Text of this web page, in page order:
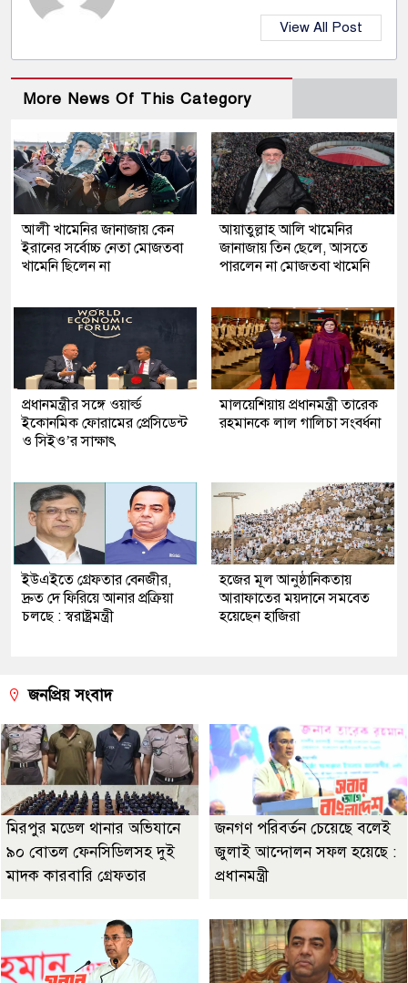
View All Post
More News Of This Category
আলী খামেনির জানাজায় কেন
ইরানের সর্বোচ্চ নেতা মোজতবা
খামেনি ছিলেন না
আয়াতুল্লাহ আলি খামেনির
জানাজায় তিন ছেলে, আসতে
পারলেন না মোজতবা খামেনি
প্রধানমন্ত্রীর সঙ্গে ওয়ার্ল্ড
ইকোনমিক ফোরামের প্রেসিডেন্ট
ও সিইও’র সাক্ষাৎ
মালয়েশিয়ায় প্রধানমন্ত্রী তারেক
রহমানকে লাল গালিচা সংবর্ধনা
ইউএইতে গ্রেফতার বেনজীর,
দ্রুত দে ফিরিয়ে আনার প্রক্রিয়া
চলছে : স্বরাষ্ট্রমন্ত্রী
হজের মূল আনুষ্ঠানিকতায়
আরাফাতের ময়দানে সমবেত
হয়েছেন হাজিরা
জনপ্রিয় সংবাদ
মিরপুর মডেল থানার অভিযানে
৯০ বোতল ফেনসিডিলসহ দুই
মাদক কারবারি গ্রেফতার
জনগণ পরিবর্তন চেয়েছে বলেই
জুলাই আন্দোলন সফল হয়েছে :
প্রধানমন্ত্রী